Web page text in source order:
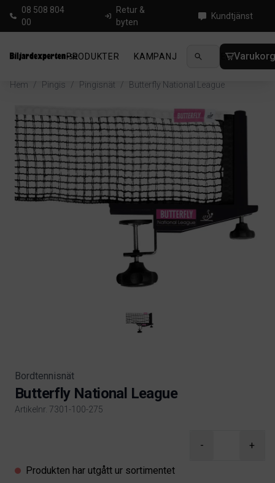
08 508 804
00
Retur &
byten
Kundtjänst
PRODUKTER KAMPANJ NYHETER
Hem / Pingis / Pingisnät / Butterfly National League
Bordtennisnät
Butterfly National League
Artikelnr. 7301-100-275
- +
Produkten har utgått ur sortimentet